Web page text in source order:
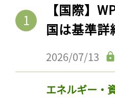
【国際】
国は基準詳
2026/07/13
エネルギー・